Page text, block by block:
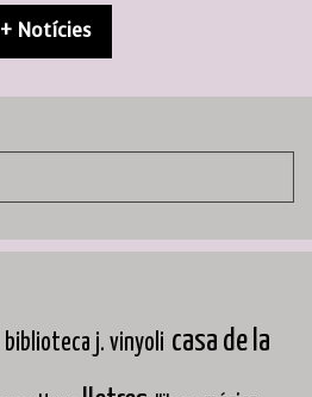
+ Notícies
biblioteca j. vinyoli casa de la